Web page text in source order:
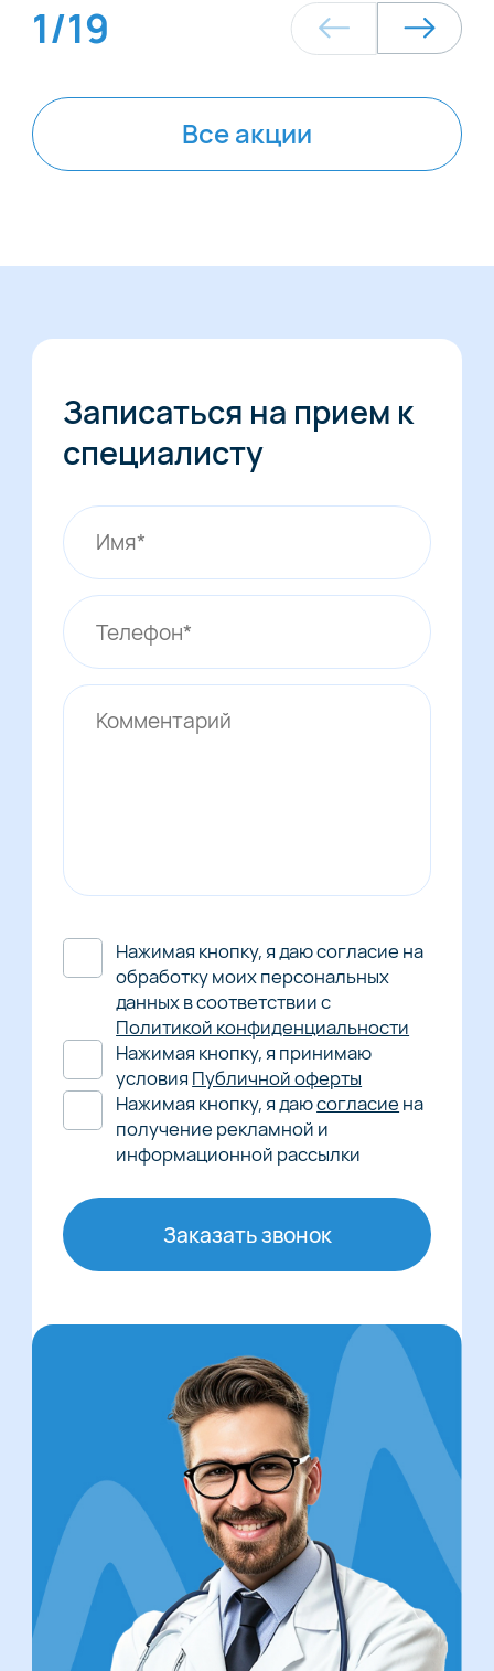
1/19
Все акции
Записаться на прием к
специалисту
Нажимая кнопку, я даю согласие на
обработку моих персональных
данных в соответствии с
Политикой конфиденциальности
Нажимая кнопку, я принимаю
условия Публичной оферты
Нажимая кнопку, я даюсогласие на
получение рекламной и
информационной рассылки
Заказать звонок